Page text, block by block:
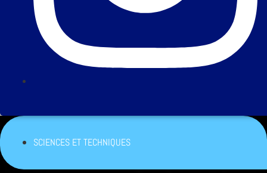
SCIENCES ET TECHNIQUES